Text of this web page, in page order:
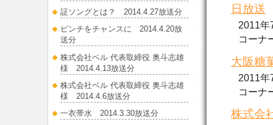
日放送
2011年
コーナ
大阪糖
2011年
コーナ
株式会
証ソングとは？ 2014.4.27放送分
ピンチをチャンスに 2014.4.20放
送分
株式会社ベル 代表取締役 奥斗志雄
様 2014.4.13放送分
株式会社ベル 代表取締役 奥斗志雄
様 2014.4.6放送分
一衣帯水 2014.3.30放送分